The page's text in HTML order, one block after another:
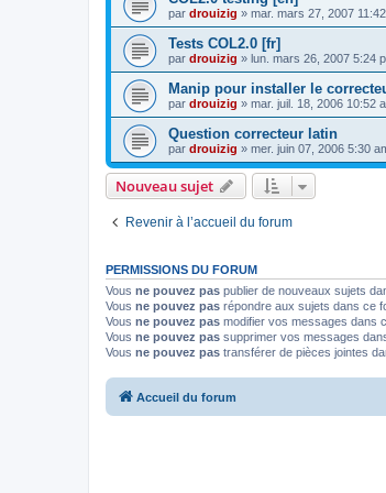
par drouizig » mar. mars 27, 2007
Tests COL2.0 [fr]
par drouizig » lun. mars 26, 2007 5:24
Manip pour installer le
par drouizig » mar. juil. 18, 2006 10:52
Question correcteur latin
par drouizig » mer. juin 07, 2006 5:30
Nouveau sujet
Revenir à l’accueil du forum
PERMISSIONS DU FORUM
Vous ne pouvez pas publier de nouveaux sujets
Vous ne pouvez pas répondre aux sujets dans ce
Vous ne pouvez pas modifier vos messages dans
Vous ne pouvez pas supprimer vos messages
Vous ne pouvez pas transférer de pièces jointes
Accueil du forum